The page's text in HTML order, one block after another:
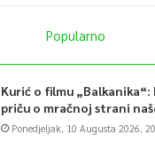
Popularno
Kurić o filmu
priču o mračnoj strani
Ponedjeljak, 10 Augusta 2026,